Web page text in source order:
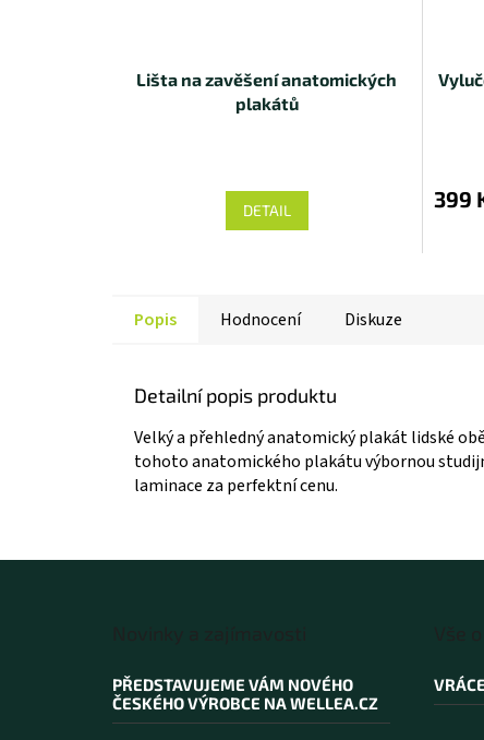
Lišta na zavěšení anatomických
plakátů
DETAIL 399
Popis Hodnocení Diskuze
Detailní popis produktu
Velký a přehledný anatomický plakát lidské
tohoto anatomického plakátu výbornou
laminace za perfektní cenu.
PŘEDSTAVUJEME VÁM NOVÉHO
ČESKÉHO VÝROBCE NA WELLEA.CZ